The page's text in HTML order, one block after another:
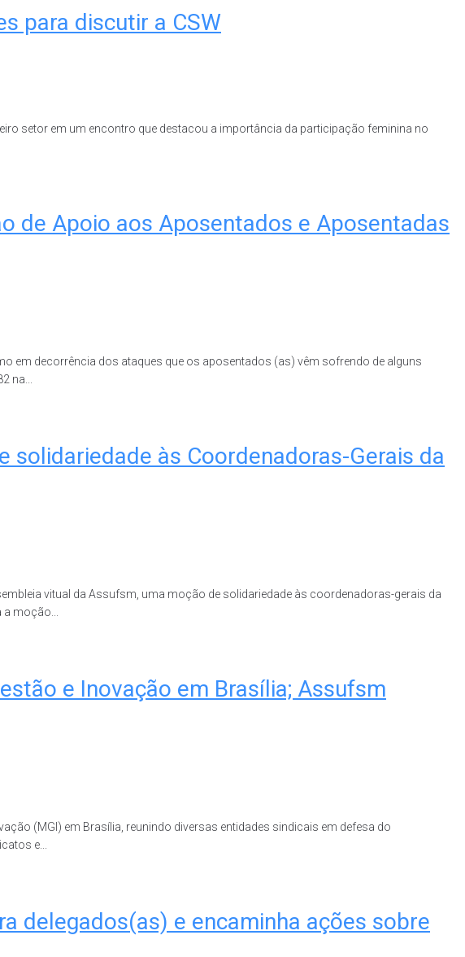
para discutir a CSW
setor em um encontro que destacou a importância da participação feminina no
de Apoio aos Aposentados e Aposentadas
em decorrência dos ataques que os aposentados (as) vêm sofrendo de alguns
na...
às Coordenadoras-Gerais da
vitual da Assufsm, uma moção de solidariedade às coordenadoras-gerais da
a moção...
e Inovação em Brasília; Assufsm
(MGI) em Brasília, reunindo diversas entidades sindicais em defesa do
e...
delegados(as) e encaminha ações sobre